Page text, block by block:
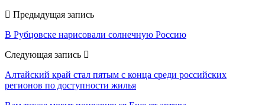
Предыдущая запись
В Рубцовске нарисовали солнечную Россию
Следующая запись
Алтайский край стал пятым с конца среди российских
регионов по доступности жилья